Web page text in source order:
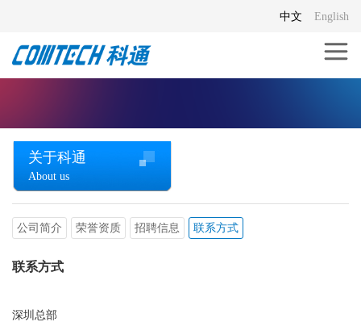
English
中文
关于科通
About us
公司简介 荣誉资质 招聘信息 联系方式
联系方式
深圳总部